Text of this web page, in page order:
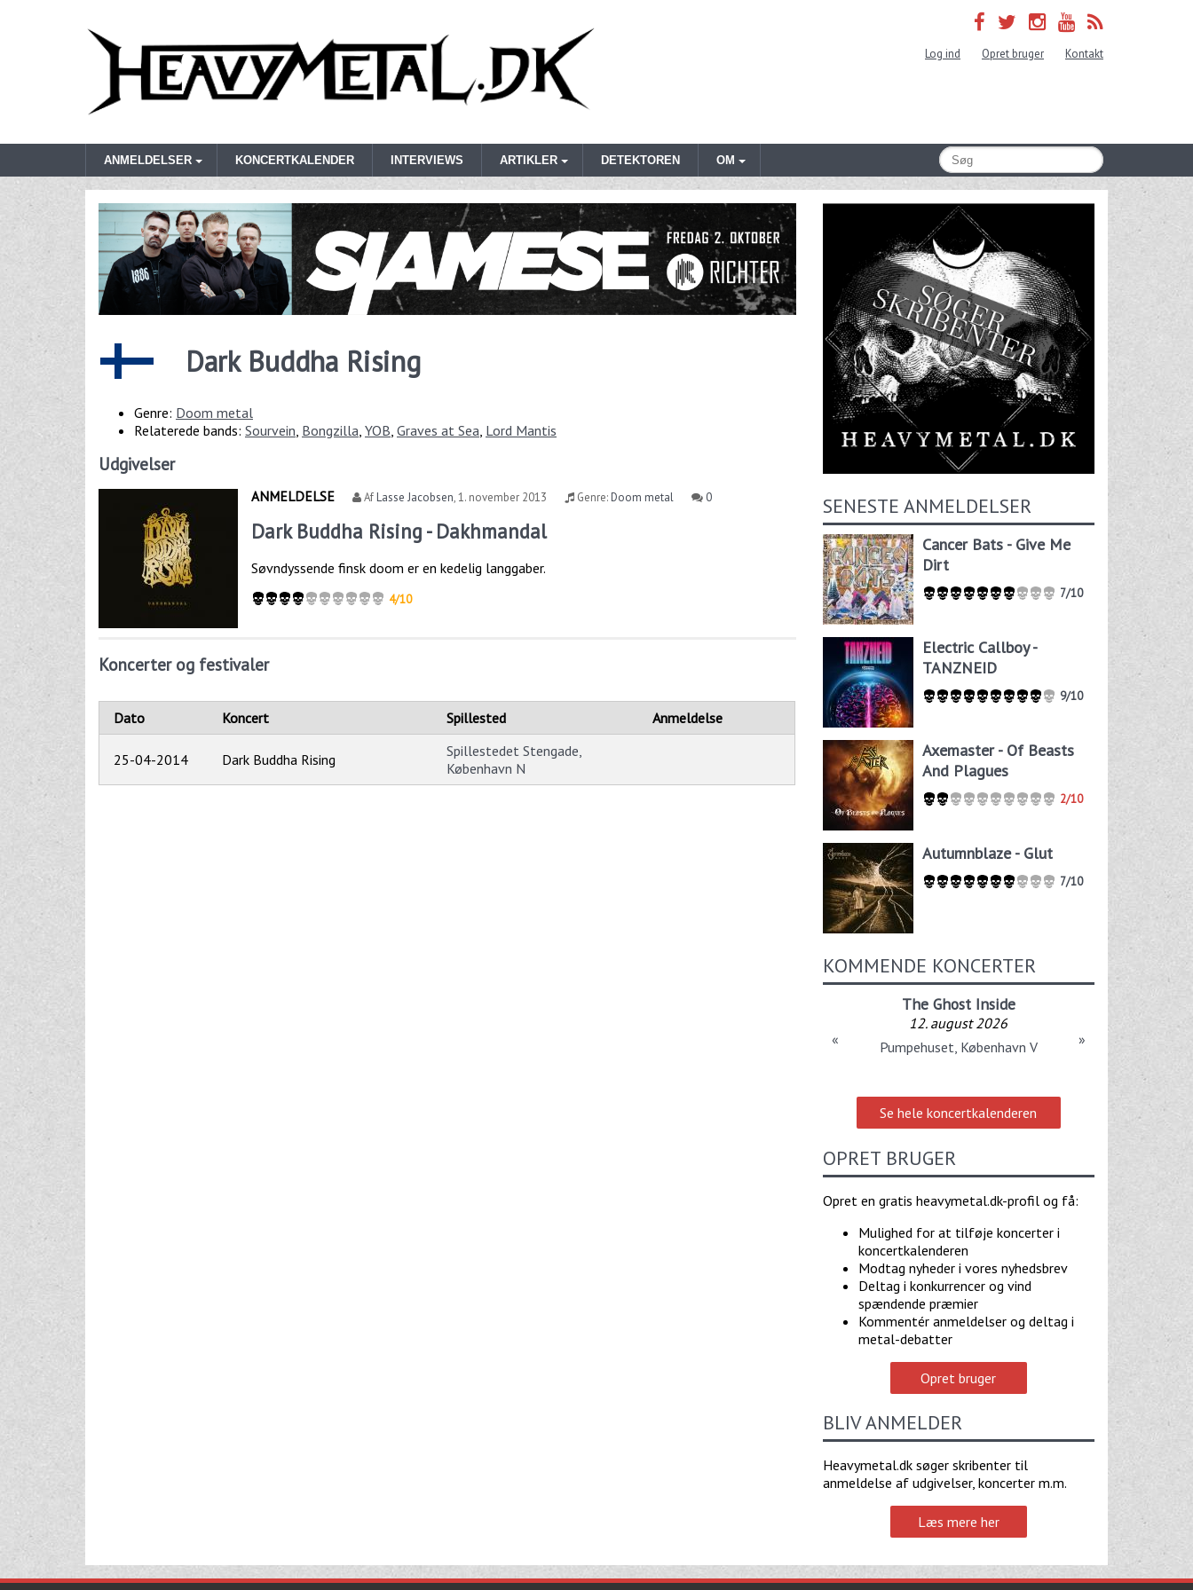
Log ind Opret bruger Kontakt
ANMELDELSER KONCERTKALENDER INTERVIEWS ARTIKLER DETEKTOREN OM
Dark Buddha Rising
Genre: Doom metal
Relaterede bands: Sourvein, Bongzilla, YOB, Graves at Sea, Lord Mantis
Udgivelser
ANMELDELSE AfLasse Jacobsen,1. november 2013 Genre:Doom metal 0
Dark Buddha Rising - Dakhmandal
Søvndyssende finsk doom er en kedelig langgaber.
4/10
Koncerter og festivaler
Dato Koncert Spillested Anmeldelse
25-04-2014 Dark Buddha Rising
Spillestedet Stengade,
København N
SENESTE ANMELDELSER
Cancer Bats - Give Me
Dirt
7/10
Electric Callboy -
TANZNEID
9/10
Axemaster - Of Beasts
And Plagues
2/10
Autumnblaze - Glut
7/10
KOMMENDE KONCERTER
The Ghost Inside
12. august 2026
Pumpehuset, København V
« »
Se hele koncertkalenderen
OPRET BRUGER
Opret en gratis heavymetal.dk-profil og få:
Mulighed for at tilføje koncerter i
koncertkalenderen
Modtag nyheder i vores nyhedsbrev
Deltag i konkurrencer og vind
spændende præmier
Kommentér anmeldelser og deltag i
metal-debatter
Opret bruger
BLIV ANMELDER
Heavymetal.dk søger skribenter til
anmeldelse af udgivelser, koncerter m.m.
Læs mere her